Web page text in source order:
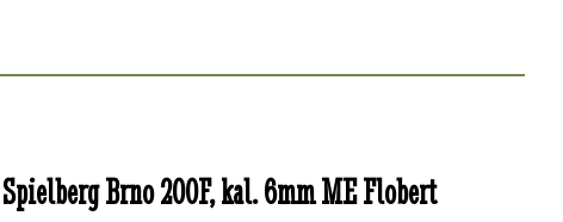
Spielberg Brno 200F, kal. 6mm ME Flobert